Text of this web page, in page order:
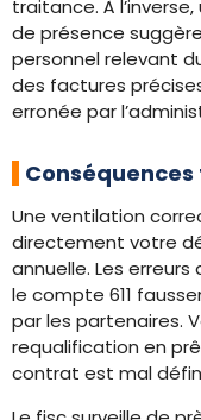
traitance. À
de présence
personnel relevant
des factures
erronée par
Une ventilation
directement votre
annuelle. Les
le compte 611
par les partenaires.
requalification en
contrat est mal